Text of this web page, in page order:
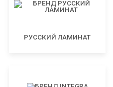
РУССКИЙ ЛАМИНАТ